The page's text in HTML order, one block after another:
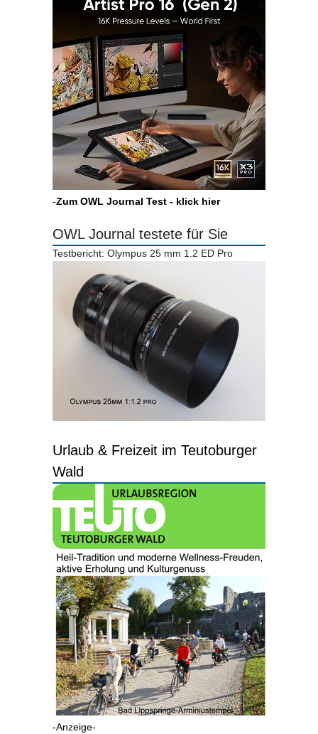
-Zum OWL Journal Test - klick hier
OWL Journal testete für Sie
Testbericht: Olympus 25 mm 1.2 ED Pro
Urlaub & Freizeit im Teutoburger
Wald
-Anzeige-